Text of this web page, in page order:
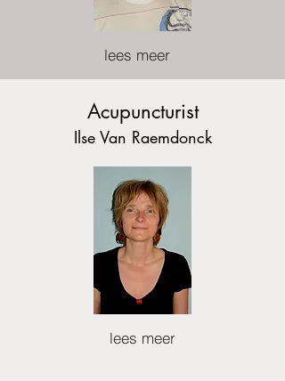
lees meer
Acupuncturist
Ilse Van Raemdonck
lees meer